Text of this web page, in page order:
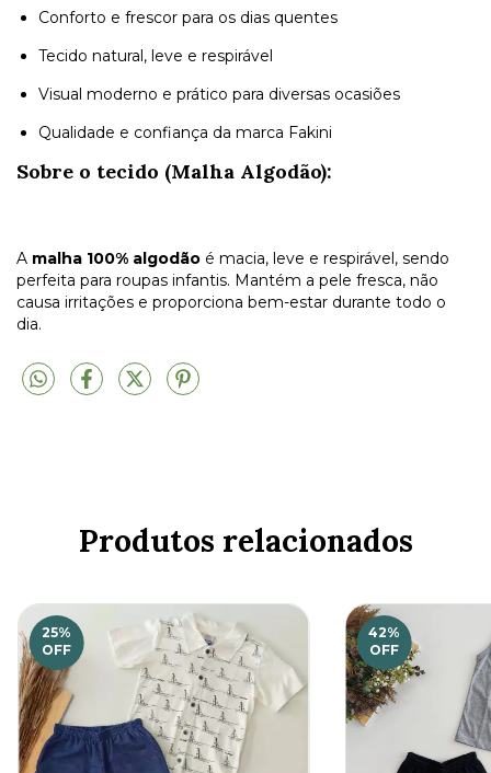
Conforto e frescor para os dias quentes
Tecido natural, leve e respirável
Visual moderno e prático para diversas ocasiões
Qualidade e confiança da marca Fakini
Sobre o tecido (Malha Algodão):
A malha 100% algodão é macia, leve e respirável, sendo
perfeita para roupas infantis. Mantém a pele fresca, não
causa irritações e proporciona bem-estar durante todo o
dia.
Produtos relacionados
25%
OFF
42%
OFF